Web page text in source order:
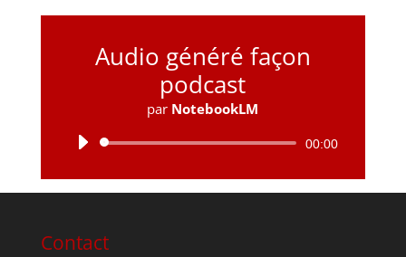
Audio généré façon
podcast
par NotebookLM
Lecteur
00:00
Contact